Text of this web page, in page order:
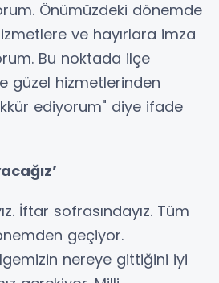
Önümüzdeki dönemde
ve hayırlara imza
Bu noktada ilçe
güzel hizmetlerinden
ediyorum" diye ifade
İftar sofrasındayız. Tüm
geçiyor.
nereye gittiğini iyi